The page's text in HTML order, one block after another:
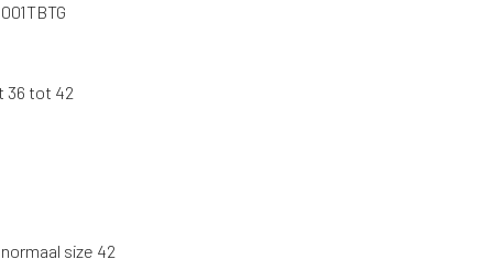
36 tot 42
size 42